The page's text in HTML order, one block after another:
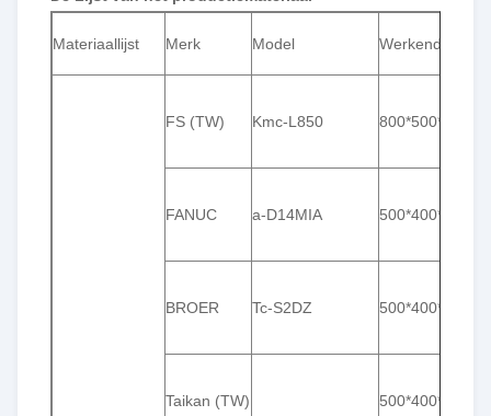
Materiaallijst Merk Model Werkend Spoor
FS (TW) Kmc-L850 800*500*500
FANUC a-D14MIA 500*400*330
BROER Tc-S2DZ 500*400*300
Taikan (TW) 500*400*300